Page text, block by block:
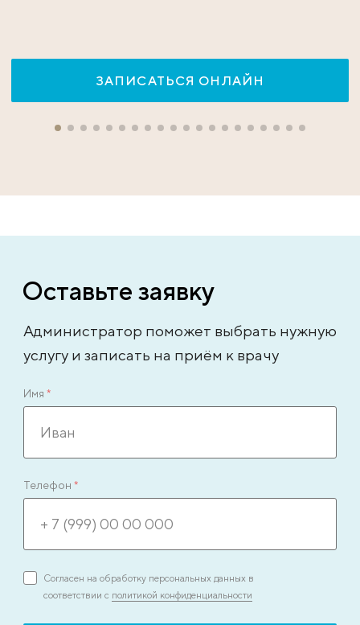
ЗАПИСАТЬСЯ ОНЛАЙН
Оставьте заявку
Администратор поможет выбрать нужную
услугу и записать на приём к врачу
Имя *
Телефон *
Согласен на обработку персональных данных в
соответствии с политикой конфиденциальности